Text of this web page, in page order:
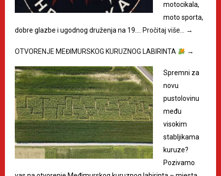
motocikala,
moto sporta,
dobre glazbe i ugodnog druženja na 19.… Pročitaj više… →
OTVORENJE MEĐIMURSKOG KURUZNOG LABIRINTA →
Spremni za
novu
pustolovinu
među
visokim
stabljikama
kuruze?
Pozivamo